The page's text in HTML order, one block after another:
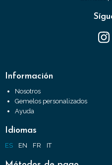
Información
Nosotros
Gemelos personalizados
Ayuda
Idiomas
ES EN FR IT